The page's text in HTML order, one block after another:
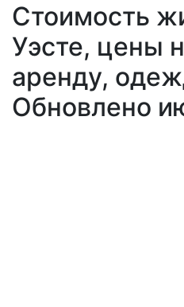
Стоимость
Уэсте, цены
аренду,
Обновлено